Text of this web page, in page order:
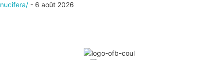
nucifera/ - 6 août 2026